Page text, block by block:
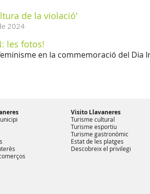
de la violació'
2024
les fotos!
en la commemoració del Dia
Visito Llavaneres
Turisme cultural
Turisme esportiu
Turisme gastronòmic
Estat de les platges
Descobreix el privilegi